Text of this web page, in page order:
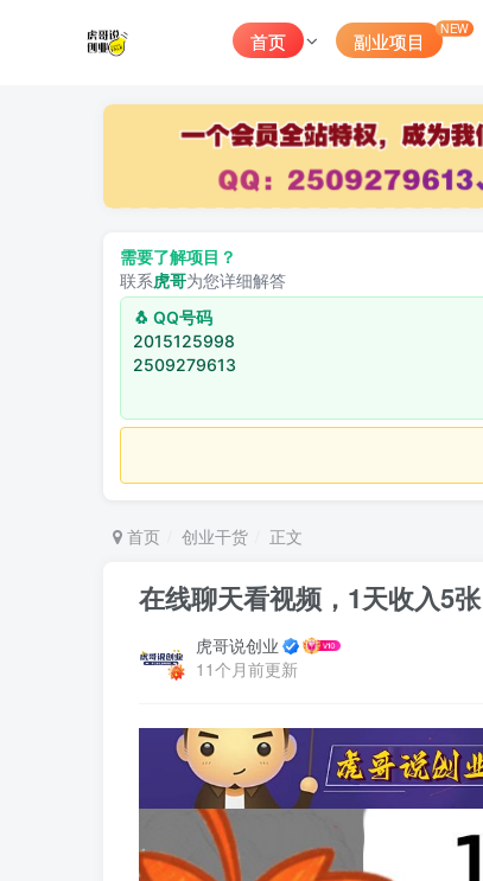
首页 副业项目
NEW
需要了解项目？
联系虎哥为您详细解答
🐧 QQ号码
2015125998
2509279613
首页 创业干货 正文
在线聊天看视频，1天收入5
虎哥说创业
11个月前更新